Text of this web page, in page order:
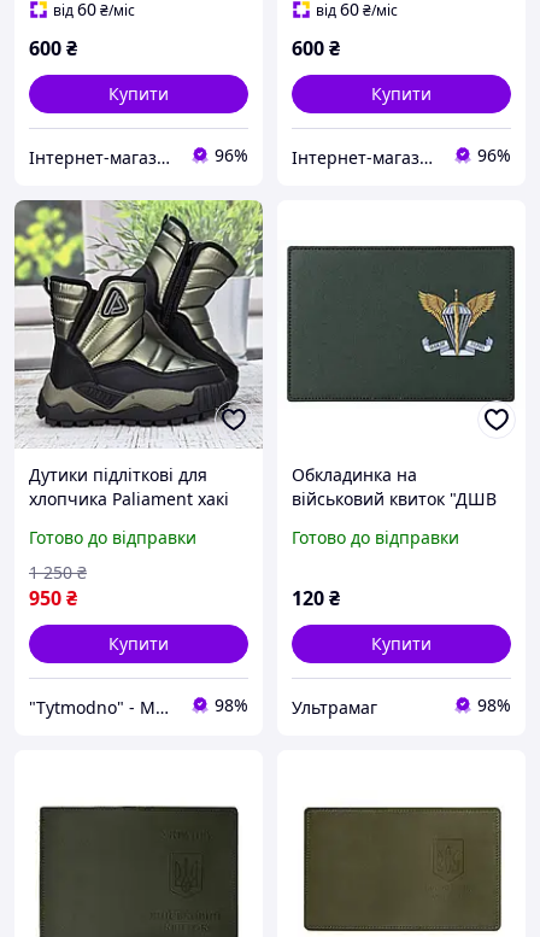
від60₴/міс
600₴
Купити
Інтернет-магазин 100500 96%
від60₴/міс
600₴
Купити
Інтернет-магазин 100500 96%
Дутики підліткові для
хлопчика Paliament хакі
Готово до відправки
950₴
1 250 ₴
Купити
"Tytmodno" - Модно, не завжди дорого! 98%
Обкладинка на
військовий квиток "ДШВ
хакі принт
Готово до відправки
120₴
Купити
Ультрамаг 98%